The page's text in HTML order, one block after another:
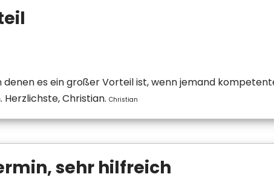
denen es ein großer Vorteil ist, wenn jemand
Christian. Christian
sehr hilfreich